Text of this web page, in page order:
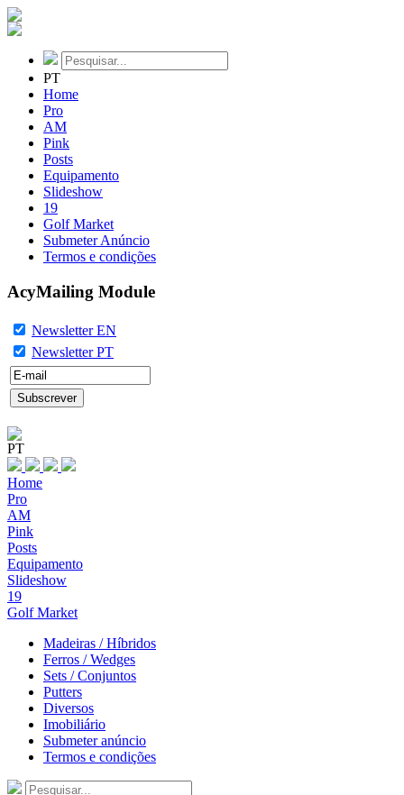
PT
Home
Pro
AM
Pink
Posts
Equipamento
Slideshow
19
Golf Market
Submeter Anúncio
Termos e condições
AcyMailing Module
Newsletter EN
Newsletter PT
PT
Home
Pro
AM
Pink
Posts
Equipamento
Slideshow
19
Golf Market
Madeiras / Híbridos
Ferros / Wedges
Sets / Conjuntos
Putters
Diversos
Imobiliário
Submeter anúncio
Termos e condições